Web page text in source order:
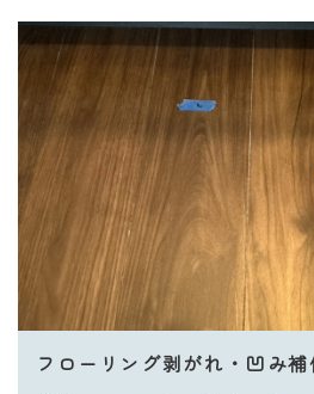
フローリング剥がれ・凹み補